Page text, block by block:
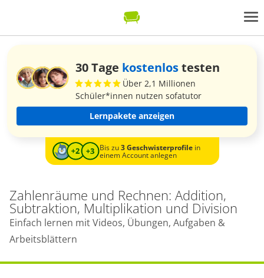
30 Tage kostenlostesten
Über 2,1 Millionen
Schüler*innen nutzen sofatutor
Lernpakete anzeigen
Bis zu3 Geschwisterprofilein
einem Account anlegen
Zahlenräume und Rechnen: Addition,
Subtraktion, Multiplikation und Division
Einfach lernen mit Videos, Übungen, Aufgaben &
Arbeitsblättern